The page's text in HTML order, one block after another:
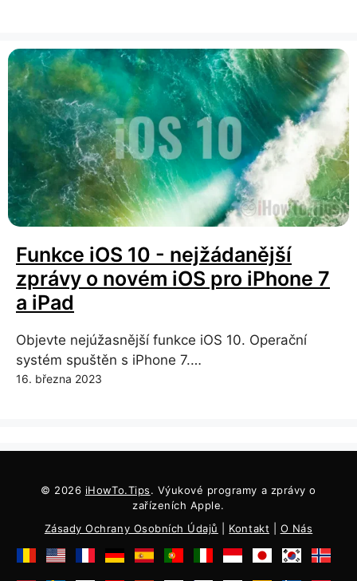
Funkce iOS 10 - nejžádanější
zprávy o novém iOS pro iPhone 7
a iPad
Objevte nejúžasnější funkce iOS 10. Operační
systém spuštěn s iPhone 7.…
16. března 2023
© 2026 iHowTo.Tips. Výukové programy a zprávy o
zařízeních Apple.
Zásady Ochrany Osobních Údajů
Kontakt O Nás